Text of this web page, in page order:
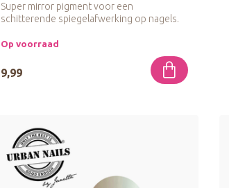
Super mirror pigment voor een
schitterende spiegelafwerking op nagels.
Op voorraad
9,99